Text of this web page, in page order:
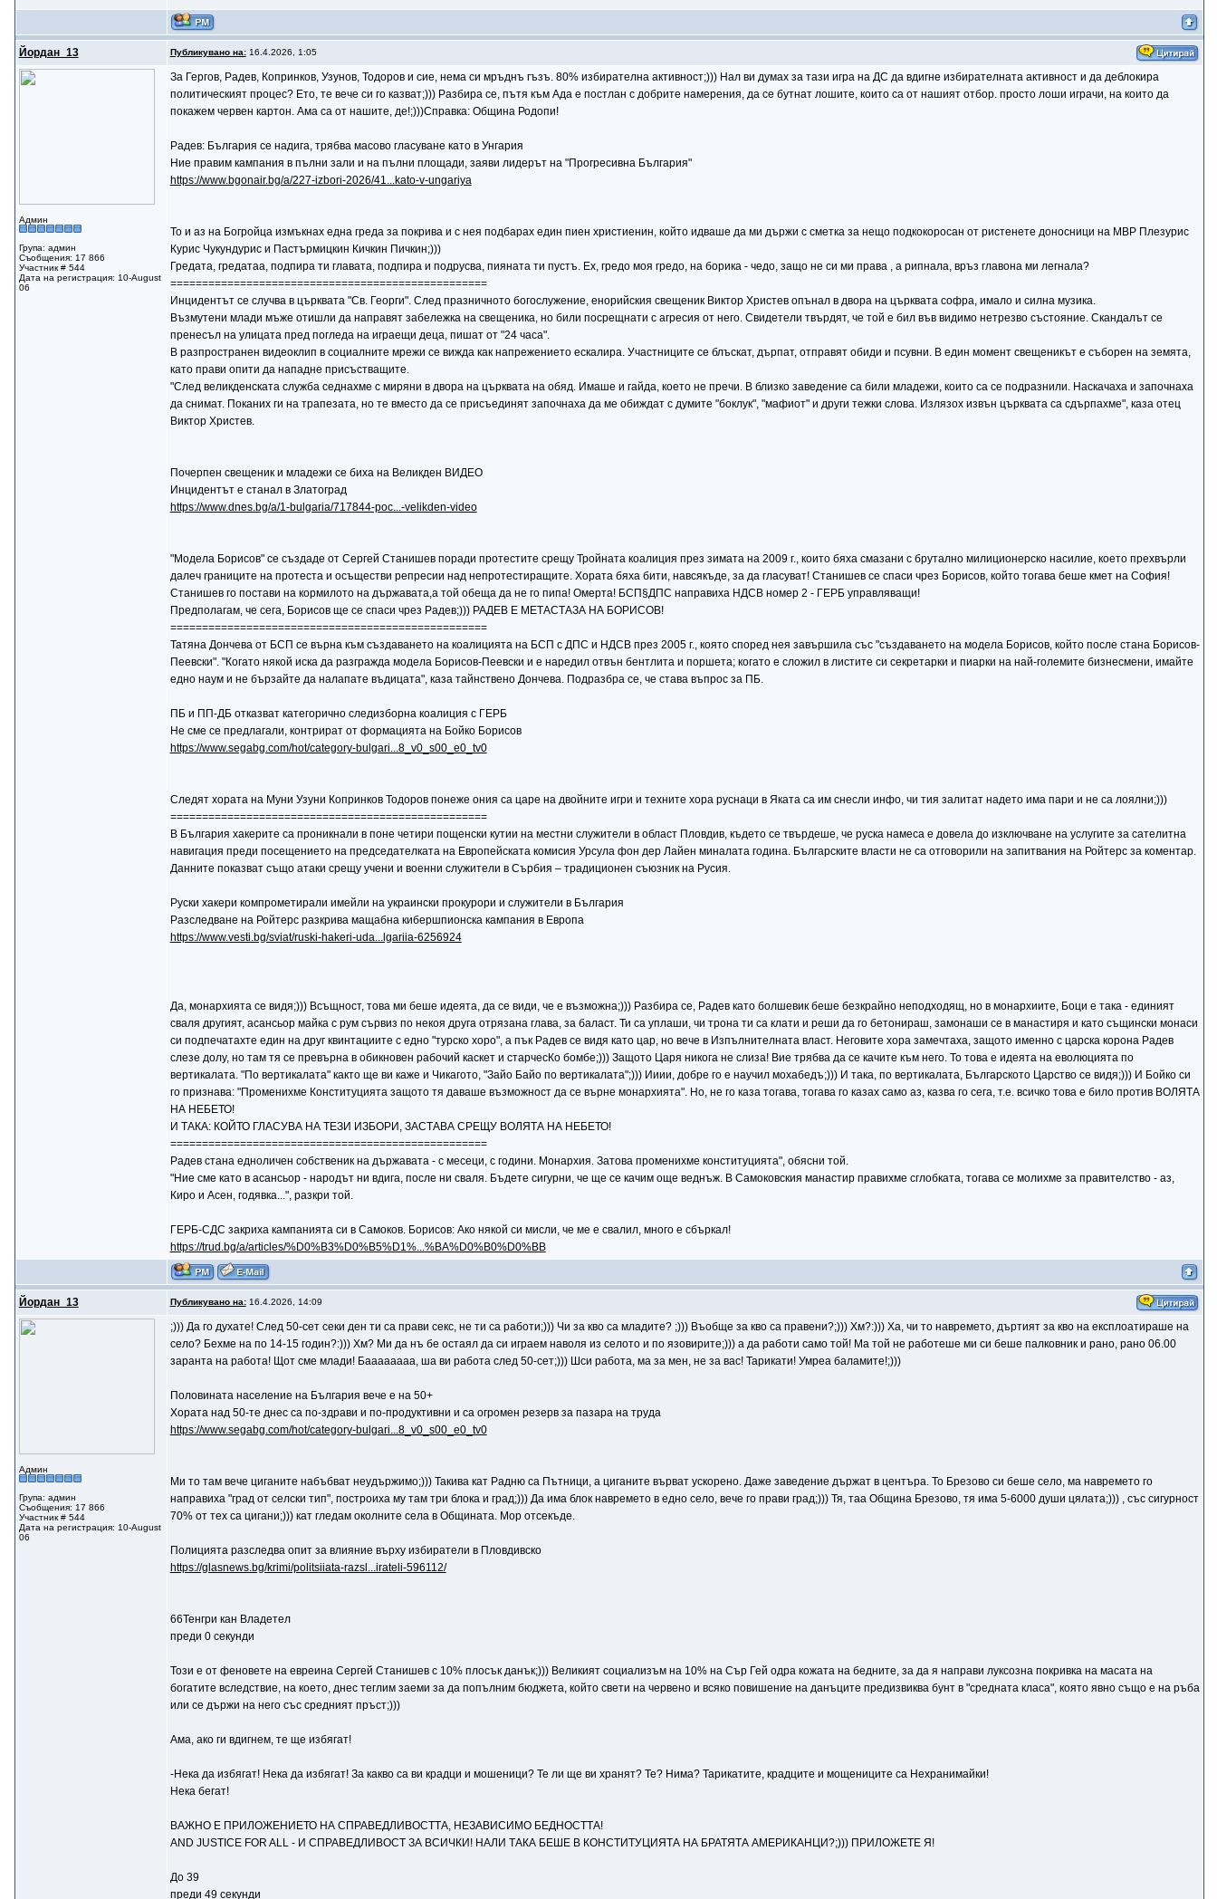
Йордан_13 Публикувано на:16.4.2026, 1:05
Админ
Група: админ
Съобщения: 17 866
Участник # 544
Дата на регистрация: 10-August
06
За Гергов, Радев, Копринков, Узунов, Тодоров и сие, нема си мръднъ гъзъ. 80% избирателна активност;))) Нал ви думах за тази игра на ДС да вдигне избирателната активност и да деблокира
политическият процес? Ето, те вече си го казват;))) Разбира се, пътя към Ада е постлан с добрите намерения, да се бутнат лошите, които са от нашият отбор. просто лоши играчи, на които да
покажем червен картон. Ама са от нашите, де!;)))Справка: Община Родопи!
Радев: България се надига, трябва масово гласуване като в Унгария
Ние правим кампания в пълни зали и на пълни площади, заяви лидерът на "Прогресивна България"
https://www.bgonair.bg/a/227-izbori-2026/41...kato-v-ungariya
То и аз на Богройца измъкнах една греда за покрива и с нея подбарах един пиен христиенин, който идваше да ми държи с сметка за нещо подкокоросан от ристенете доносници на МВР Плезурис
Курис Чукундурис и Пастърмицкин Кичкин Пичкин;)))
Гредата, гредатаа, подпира ти главата, подпира и подрусва, пияната ти пустъ. Ех, гредо моя гредо, на борика - чедо, защо не си ми права , а рипнала, връз главона ми легнала?
==================================================
Инцидентът се случва в църквата "Св. Георги". След празничното богослужение, енорийския свещеник Виктор Христев опънал в двора на църквата софра, имало и силна музика.
Възмутени млади мъже отишли да направят забележка на свещеника, но били посрещнати с агресия от него. Свидетели твърдят, че той е бил във видимо нетрезво състояние. Скандалът се
пренесъл на улицата пред погледа на играещи деца, пишат от "24 часа".
В разпространен видеоклип в социалните мрежи се вижда как напрежението ескалира. Участниците се блъскат, дърпат, отправят обиди и псувни. В един момент свещеникът е съборен на земята,
като прави опити да нападне присъстващите.
"След великденската служба седнахме с миряни в двора на църквата на обяд. Имаше и гайда, което не пречи. В близко заведение са били младежи, които са се подразнили. Наскачаха и започнаха
да снимат. Поканих ги на трапезата, но те вместо да се присъединят започнаха да ме обиждат с думите "боклук", "мафиот" и други тежки слова. Излязох извън църквата са сдърпахме", каза отец
Виктор Христев.
Почерпен свещеник и младежи се биха на Великден ВИДЕО
Инцидентът е станал в Златоград
https://www.dnes.bg/a/1-bulgaria/717844-poc...-velikden-video
"Модела Борисов" се създаде от Сергей Станишев поради протестите срещу Тройната коалиция през зимата на 2009 г., които бяха смазани с брутално милиционерско насилие, което прехвърли
далеч границите на протеста и осъществи репресии над непротестиращите. Хората бяха бити, навсякъде, за да гласуват! Станишев се спаси чрез Борисов, който тогава беше кмет на София!
Станишев го постави на кормилото на държавата,а той обеща да не го пипа! Омерта! БСП§ДПС направиха НДСВ номер 2 - ГЕРБ управляващи!
Предполагам, че сега, Борисов ще се спаси чрез Радев;))) РАДЕВ Е МЕТАСТАЗА НА БОРИСОВ!
==================================================
Татяна Дончева от БСП се върна към създаването на коалицията на БСП с ДПС и НДСВ през 2005 г., която според нея завършила със "създаването на модела Борисов, който после стана Борисов-
Пеевски". "Когато някой иска да разгражда модела Борисов-Пеевски и е наредил отвън бентлита и поршета; когато е сложил в листите си секретарки и пиарки на най-големите бизнесмени, имайте
едно наум и не бързайте да налапате въдицата", каза тайнствено Дончева. Подразбра се, че става въпрос за ПБ.
ПБ и ПП-ДБ отказват категорично следизборна коалиция с ГЕРБ
Не сме се предлагали, контрират от формацията на Бойко Борисов
https://www.segabg.com/hot/category-bulgari...8_v0_s00_e0_tv0
Следят хората на Муни Узуни Копринков Тодоров понеже ония са царе на двойните игри и техните хора руснаци в Яката са им снесли инфо, чи тия залитат надето има пари и не са лоялни;)))
==================================================
В България хакерите са проникнали в поне четири пощенски кутии на местни служители в област Пловдив, където се твърдеше, че руска намеса е довела до изключване на услугите за сателитна
навигация преди посещението на председателката на Европейската комисия Урсула фон дер Лайен миналата година. Българските власти не са отговорили на запитвания на Ройтерс за коментар.
Данните показват също атаки срещу учени и военни служители в Сърбия – традиционен съюзник на Русия.
Руски хакери компрометирали имейли на украински прокурори и служители в България
Разследване на Ройтерс разкрива мащабна кибершпионска кампания в Европа
https://www.vesti.bg/sviat/ruski-hakeri-uda...lgariia-6256924
Да, монархията се видя;))) Всъщност, това ми беше идеята, да се види, че е възможна;))) Разбира се, Радев като болшевик беше безкрайно неподходящ, но в монархиите, Боци е така - единият
сваля другият, асансьор майка с рум сървиз по некоя друга отрязана глава, за баласт. Ти са уплаши, чи трона ти са клати и реши да го бетонираш, замонаши се в манастиря и като същински монаси
си подпечатахте един на друг квинтациите с едно "турско хоро", а пък Радев се видя като цар, но вече в Изпълнителната власт. Неговите хора замечтаха, защото именно с царска корона Радев
слезе долу, но там тя се превърна в обикновен рабочий каскет и старчесКо бомбе;))) Защото Царя никога не слиза! Вие трябва да се качите към него. То това е идеята на еволюцията по
вертикалата. "По вертикалата" както ще ви каже и Чикагото, "Зайо Байо по вертикалата";))) Ииии, добре го е научил мохабедъ;))) И така, по вертикалата, Българското Царство се видя;))) И Бойко си
го признава: "Променихме Конституцията защото тя даваше възможност да се върне монархията". Но, не го каза тогава, тогава го казах само аз, казва го сега, т.е. всичко това е било против ВОЛЯТА
НА НЕБЕТО!
И ТАКА: КОЙТО ГЛАСУВА НА ТЕЗИ ИЗБОРИ, ЗАСТАВА СРЕЩУ ВОЛЯТА НА НЕБЕТО!
==================================================
Радев стана едноличен собственик на държавата - с месеци, с години. Монархия. Затова променихме конституцията", обясни той.
"Ние сме като в асансьор - народът ни вдига, после ни сваля. Бъдете сигурни, че ще се качим още веднъж. В Самоковския манастир правихме сглобката, тогава се молихме за правителство - аз,
Киро и Асен, годявка...", разкри той.
ГЕРБ-СДС закриха кампанията си в Самоков. Борисов: Ако някой си мисли, че ме е свалил, много е сбъркал!
https://trud.bg/a/articles/%D0%B3%D0%B5%D1%...%BA%D0%B0%D0%BB
Йордан_13 Публикувано на:16.4.2026, 14:09
Админ
Група: админ
Съобщения: 17 866
Участник # 544
Дата на регистрация: 10-August
06
;))) Да го духате! След 50-сет секи ден ти са прави секс, не ти са работи;))) Чи за кво са младите? ;))) Въобще за кво са правени?;))) Хм?:))) Ха, чи то навремето, дъртият за кво на експлоатираше на
село? Бехме на по 14-15 годин?:))) Хм? Ми да нъ бе остаял да си играем наволя из селото и по язовирите;))) а да работи само той! Ма той не работеше ми си беше палковник и рано, рано 06.00
заранта на работа! Щот сме млади! Баааааааа, ша ви работа след 50-сет;))) Шси работа, ма за мен, не за вас! Тарикати! Умреа баламите!;)))
Половината население на България вече е на 50+
Хората над 50-те днес са по-здрави и по-продуктивни и са огромен резерв за пазара на труда
https://www.segabg.com/hot/category-bulgari...8_v0_s00_e0_tv0
Ми то там вече циганите набъбват неудържимо;))) Такива кат Радню са Пътници, а циганите върват ускорено. Даже заведение държат в центъра. То Брезово си беше село, ма навремето го
направиха "град от селски тип", построиха му там три блока и град;))) Да има блок навремето в едно село, вече го прави град;))) Тя, таа Община Брезово, тя има 5-6000 души цялата;))) , със сигурност
70% от тех са цигани;))) кат гледам околните села в Общината. Мор отсекъде.
Полицията разследва опит за влияние върху избиратели в Пловдивско
https://glasnews.bg/krimi/politsiiata-razsl...irateli-596112/
66Тенгри кан Владетел
преди 0 секунди
Този е от феновете на евреина Сергей Станишев с 10% плосък данък;))) Великият социализъм на 10% на Сър Гей одра кожата на бедните, за да я направи луксозна покривка на масата на
богатите вследствие, на което, днес теглим заеми за да попълним бюджета, който свети на червено и всяко повишение на данъците предизвиква бунт в "средната класа", която явно също е на ръба
или се държи на него със средният пръст;)))
Ама, ако ги вдигнем, те ще избягат!
-Нека да избягат! Нeка да избягат! За какво са ви крадци и мошеници? Те ли ще ви хранят? Те? Нима? Тарикатите, крадците и мощениците са Нехранимайки!
Нека бегат!
ВАЖНО Е ПРИЛОЖЕНИЕТО НА СПРАВЕДЛИВОСТТА, НЕЗАВИСИМО БЕДНОСТТА!
AND JUSTICE FOR ALL - И СПРАВЕДЛИВОСТ ЗА ВСИЧКИ! НАЛИ ТАКА БЕШЕ В КОНСТИТУЦИЯТА НА БРАТЯТА АМЕРИКАНЦИ?;))) ПРИЛОЖЕТЕ Я!
До 39
преди 49 секунди